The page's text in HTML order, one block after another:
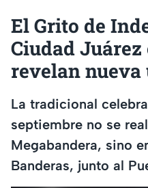
El Grito de
Ciudad Juárez
revelan
La tradicional
septiembre no se
Megabandera, sino
Banderas, junto al